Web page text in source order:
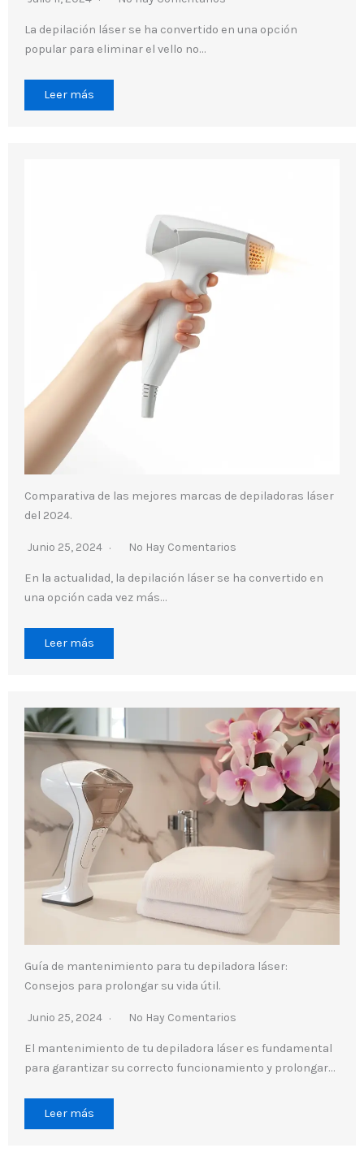
La depilación láser se ha convertido en una opción
popular para eliminar el vello no…
Leer más
Comparativa de las mejores marcas de depiladoras láser
del 2024.
Junio 25, 2024 No Hay Comentarios
En la actualidad, la depilación láser se ha convertido en
una opción cada vez más…
Leer más
Guía de mantenimiento para tu depiladora láser:
Consejos para prolongar su vida útil.
Junio 25, 2024 No Hay Comentarios
El mantenimiento de tu depiladora láser es fundamental
para garantizar su correcto funcionamiento y prolongar…
Leer más